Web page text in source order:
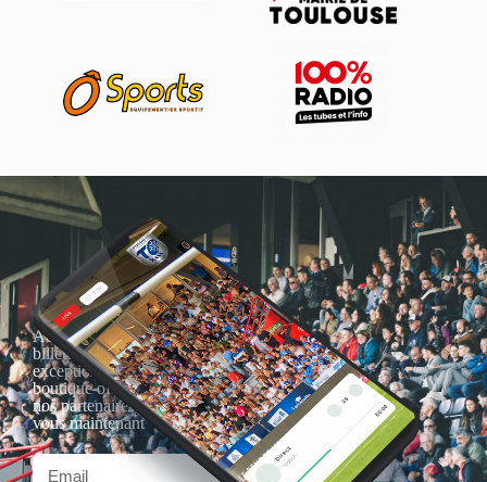
Actualités, nouveautés,
billetterie, remises
exceptionnelles dans la
boutique officielles & chez
nos partenaires… Inscrivez-
vous maintenant